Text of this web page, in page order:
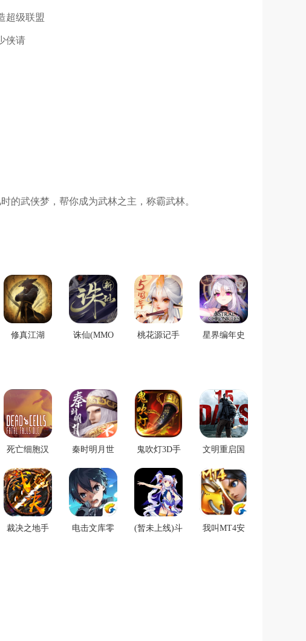
超级联盟
侠请
的武侠梦，帮你成为武林之主，称霸武林。
修真江湖
诛仙(MMO
桃花源记手
星界编年史
死亡细胞汉
v1.6(同步巨
人的崛起)
秦时明月世
下载v1.00.0
公测版(附资
源包预下载)
鬼吹灯3D手
v1.3.0.0安卓
版
文明重启国
v1.0.4
裁决之地手
电击文库零
(暂未上线)斗
我叫MT4安